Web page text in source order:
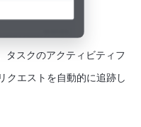
タスクのアクティビティフ
クエストを自動的に追跡し